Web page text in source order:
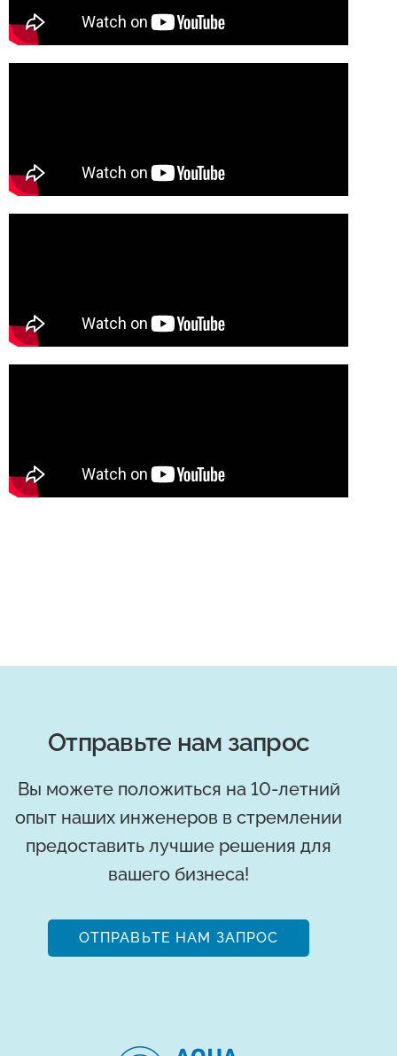
Отправьте нам запрос
Вы можете положиться на 10-летний
опыт наших инженеров в стремлении
предоставить лучшие решения для
вашего бизнеса!
ОТПРАВЬТЕ НАМ ЗАПРОС